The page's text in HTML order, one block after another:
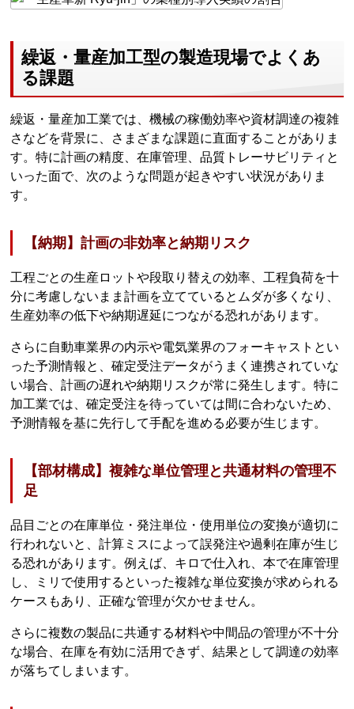
繰返・量産加工型の製造現場でよくあ
る課題
繰返・量産加工業では、機械の稼働効率や資材調達の複雑
さなどを背景に、さまざまな課題に直面することがありま
す。特に計画の精度、在庫管理、品質トレーサビリティと
いった面で、次のような問題が起きやすい状況がありま
す。
【納期】計画の非効率と納期リスク
工程ごとの生産ロットや段取り替えの効率、工程負荷を十
分に考慮しないまま計画を立てているとムダが多くなり、
生産効率の低下や納期遅延につながる恐れがあります。
さらに自動車業界の内示や電気業界のフォーキャストとい
った予測情報と、確定受注データがうまく連携されていな
い場合、計画の遅れや納期リスクが常に発生します。特に
加工業では、確定受注を待っていては間に合わないため、
予測情報を基に先行して手配を進める必要が生じます。
【部材構成】複雑な単位管理と共通材料の管理不
足
品目ごとの在庫単位・発注単位・使用単位の変換が適切に
行われないと、計算ミスによって誤発注や過剰在庫が生じ
る恐れがあります。例えば、キロで仕入れ、本で在庫管理
し、ミリで使用するといった複雑な単位変換が求められる
ケースもあり、正確な管理が欠かせません。
さらに複数の製品に共通する材料や中間品の管理が不十分
な場合、在庫を有効に活用できず、結果として調達の効率
が落ちてしまいます。